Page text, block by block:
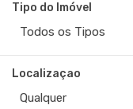
Tipo do Imóvel
Todos os Tipos
Localizaçao
Qualquer